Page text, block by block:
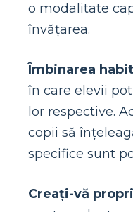
o modalitate
învățarea.
Îmbinarea
în care elevii
lor respective.
copii să
specifice sunt
Creați-vă